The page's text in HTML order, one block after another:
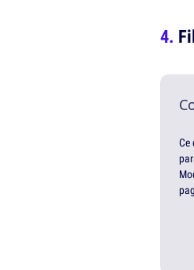
Ce